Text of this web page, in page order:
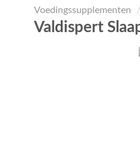
Voedingssupplementen /
Valdispert